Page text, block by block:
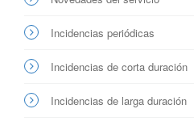
Incidencias periódicas
Incidencias de corta duración
Incidencias de larga duración